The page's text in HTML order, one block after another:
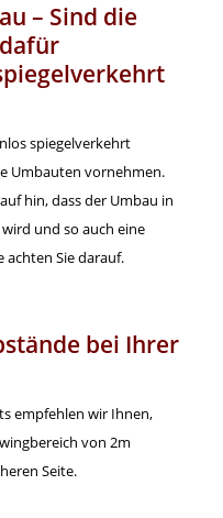
– Sind die
spiegelverkehrt
Umbauten vornehmen.
hin, dass der Umbau in
und so auch eine
achten Sie darauf.
bei Ihrer
empfehlen wir Ihnen,
von 2m
Seite.